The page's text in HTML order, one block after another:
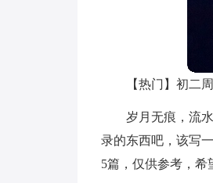
【热门】初二
岁月无痕，流
录的东西吧，该写
5篇，仅供参考，希